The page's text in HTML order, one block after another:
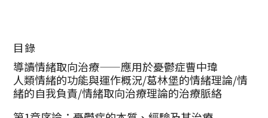
目錄
導讀情緒取向治療——應用於憂鬱症曹中瑋
人類情緒的功能與運作概況/葛林堡的情緒理論/情
緒的自我負責/情緒取向治療理論的治療脈絡